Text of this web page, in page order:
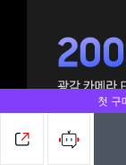
첫 구